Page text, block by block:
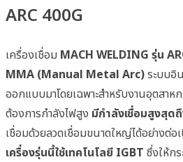
ARC 400G
เครื่องเชื่อม MACH WELDING รุ่น
MMA (Manual Metal Arc)ระบบอิ
ออกแบบมาโดยเฉพาะสำหรับงานอุตสา
ต้องการกำลังไฟสูง มีกำลังเชื่อมสูงสุด
เชื่อมด้วยลวดเชื่อมขนาดใหญ่ได้อย่างต่
เครื่องรุ่นนี้ใช้เทคโนโลยี IGBT ซึ่งให้ก